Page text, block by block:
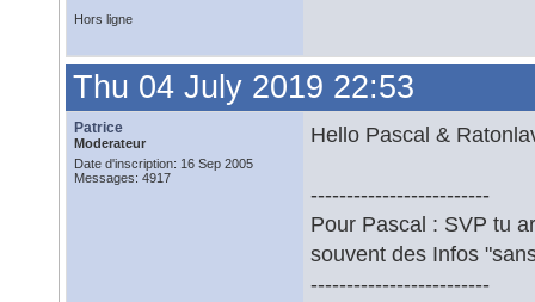
Hors ligne
Thu 04 July 2019 22:53
Patrice
Moderateur
Date d'inscription: 16 Sep 2005
Messages: 4917
Hello Pascal &
-------------------------
Pour Pascal : SVP tu
souvent des Infos
-------------------------